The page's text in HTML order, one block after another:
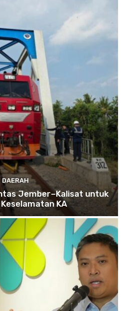
DAERAH
Jember–Kalisat untuk
KA